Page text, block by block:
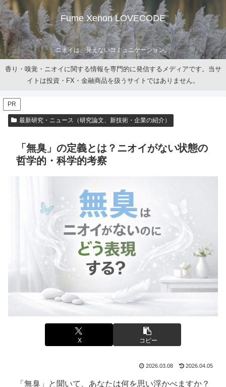
Fume Xenon LOVECODE
ニオイは、見えないコミュニケーション。
香り・嗅覚・ニオイに関する情報を専門的に発信するメディアです。当サ
イトは投資・FX・金融商品を扱うサイトではありません。
PR
最新研究・ニュース（研究論文、新技術・企業の紹介）
「無臭」の定義とは？ニオイがない状態の
哲学的・科学的考察
X コピー
2026.03.08 2026.04.05
「無臭」と聞いて、あなたは何を思い浮かべますか？